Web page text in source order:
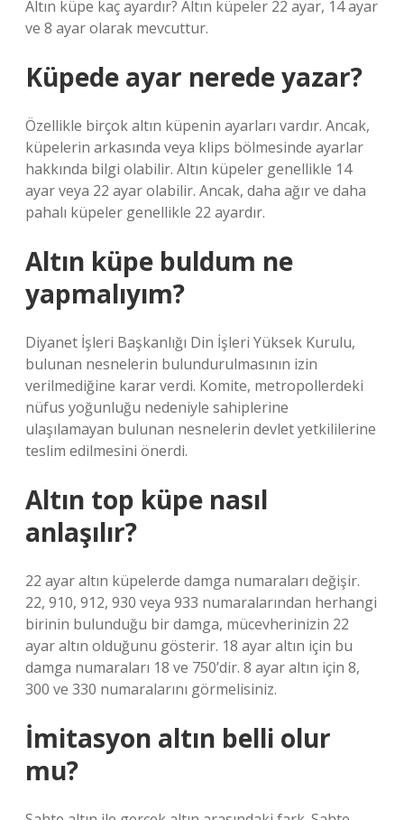
Altın küpe kaç ayardır? Altın küpeler 22 ayar, 14 ayar
ve 8 ayar olarak mevcuttur.
Küpede ayar nerede yazar?
Özellikle birçok altın küpenin ayarları vardır. Ancak,
küpelerin arkasında veya klips bölmesinde ayarlar
hakkında bilgi olabilir. Altın küpeler genellikle 14
ayar veya 22 ayar olabilir. Ancak, daha ağır ve daha
pahalı küpeler genellikle 22 ayardır.
Altın küpe buldum ne
yapmalıyım?
Diyanet İşleri Başkanlığı Din İşleri Yüksek Kurulu,
bulunan nesnelerin bulundurulmasının izin
verilmediğine karar verdi. Komite, metropollerdeki
nüfus yoğunluğu nedeniyle sahiplerine
ulaşılamayan bulunan nesnelerin devlet yetkililerine
teslim edilmesini önerdi.
Altın top küpe nasıl
anlaşılır?
22 ayar altın küpelerde damga numaraları değişir.
22, 910, 912, 930 veya 933 numaralarından herhangi
birinin bulunduğu bir damga, mücevherinizin 22
ayar altın olduğunu gösterir. 18 ayar altın için bu
damga numaraları 18 ve 750’dir. 8 ayar altın için 8,
300 ve 330 numaralarını görmelisiniz.
İmitasyon altın belli olur
mu?